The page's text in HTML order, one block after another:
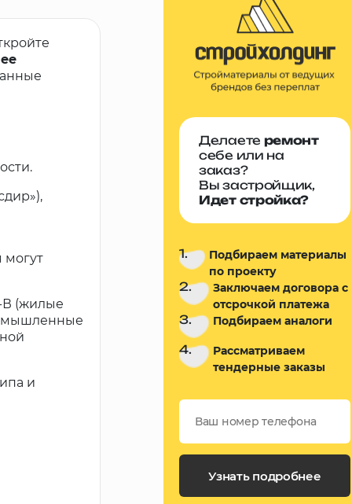
могут
В (жилые
и
Делаете ремонт
себе или на
заказ?
Вы застройщик,
Идет стройка?
1.
Подбираем материалы
по проекту
2.
Заключаем договора с
отсрочкой платежа
3. Подбираем аналоги
4.
Рассматриваем
тендерные заказы
Узнать подробнее